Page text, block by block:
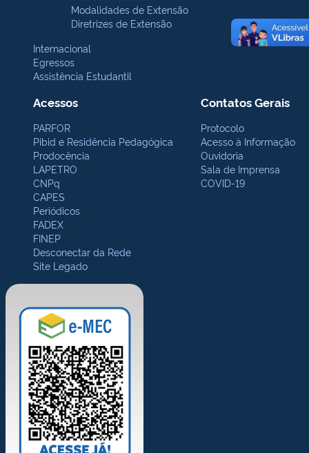
Modalidades de Extensão
Diretrizes de Extensão
Internacional
Egressos
Assistência Estudantil
Acessos
PARFOR
Pibid e Residência Pedagógica
Prodocência
LAPETRO
CNPq
CAPES
Periódicos
FADEX
FINEP
Desconectar da Rede
Site Legado
Contatos Gerais
Protocolo
Acesso à Informação
Ouvidoria
Sala de Imprensa
COVID-19